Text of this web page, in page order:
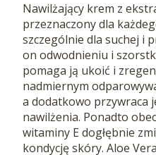
Nawilżający krem z
przeznaczony dla
szczególnie dla suchej i
on odwodnieniu i
pomaga ją ukoić i
nadmiernym
a dodatkowo przywraca
nawilżenia. Ponadto
witaminy E dogłębnie
kondycję skóry. Aloe